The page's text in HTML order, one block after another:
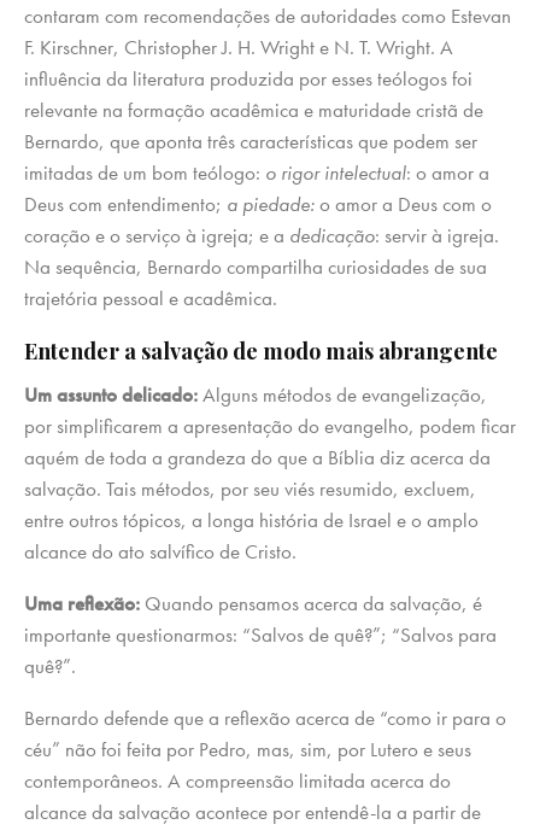
contaram com recomendações de autoridades como Estevan
F. Kirschner, Christopher J. H. Wright e N. T. Wright. A
influência da literatura produzida por esses teólogos foi
relevante na formação acadêmica e maturidade cristã de
Bernardo, que aponta três características que podem ser
imitadas de um bom teólogo: o rigor intelectual: o amor a
Deus com entendimento; a piedade:o amor a Deus com o
coração e o serviço à igreja; e a dedicação: servir à igreja.
Na sequência, Bernardo compartilha curiosidades de sua
trajetória pessoal e acadêmica.
Entender a salvação de modo mais abrangente
Um assunto delicado:Alguns métodos de evangelização,
por simplificarem a apresentação do evangelho, podem ficar
aquém de toda a grandeza do que a Bíblia diz acerca da
salvação. Tais métodos, por seu viés resumido, excluem,
entre outros tópicos, a longa história de Israel e o amplo
alcance do ato salvífico de Cristo.
Uma reflexão: Quando pensamos acerca da salvação, é
importante questionarmos: “Salvos de quê?”; “Salvos para
quê?”.
Bernardo defende que a reflexão acerca de “como ir para o
céu” não foi feita por Pedro, mas, sim, por Lutero e seus
contemporâneos. A compreensão limitada acerca do
alcance da salvação acontece por entendê-la a partir de